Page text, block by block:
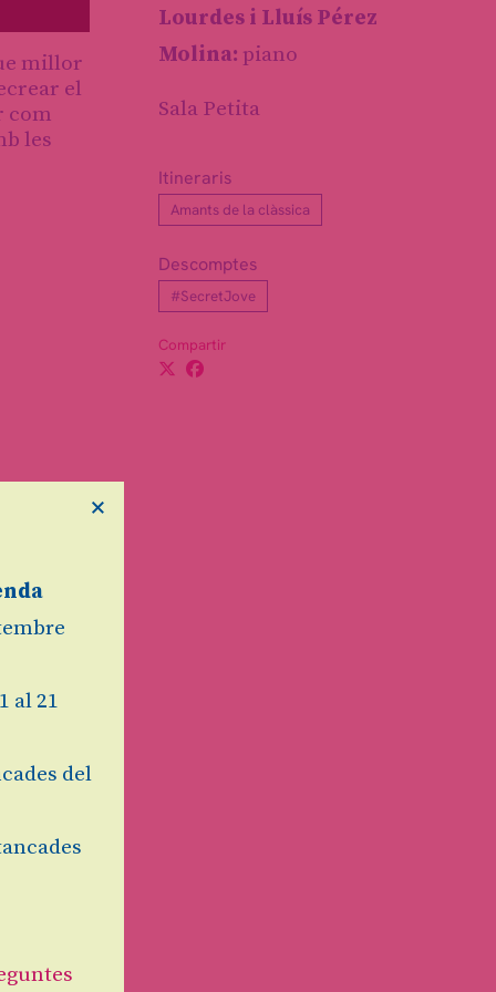
Lourdes i Lluís Pérez
Molina: piano
Sala Petita
Itineraris
Amants de la clàssica
Descomptes
#SecretJove
Compartir
millor
el
com
les
al 21
del
×